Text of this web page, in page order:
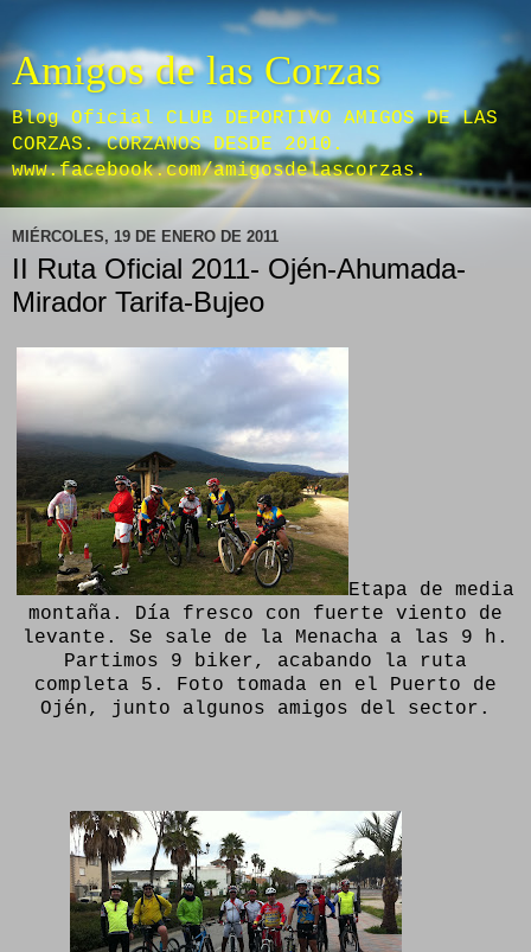
Amigos de las Corzas
Blog Oficial CLUB DEPORTIVO AMIGOS DE LAS
CORZAS. CORZANOS DESDE 2010.
www.facebook.com/amigosdelascorzas.
MIÉRCOLES, 19 DE ENERO DE 2011
II Ruta Oficial 2011- Ojén-Ahumada-
Mirador Tarifa-Bujeo
Etapa de media
montaña. Día fresco con fuerte viento de
levante. Se sale de la Menacha a las 9 h.
Partimos 9 biker, acabando la ruta
completa 5. Foto tomada en el Puerto de
Ojén, junto algunos amigos del sector.